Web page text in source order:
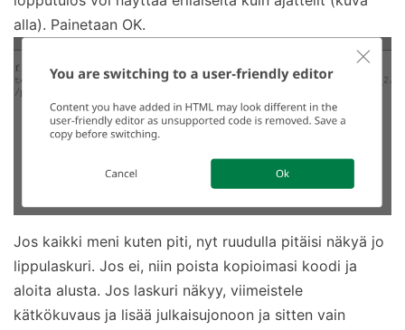
alla). Painetaan OK.
Jos kaikki meni kuten piti, nyt ruudulla pitäisi näkyä jo
lippulaskuri. Jos ei, niin poista kopioimasi koodi ja
aloita alusta. Jos laskuri näkyy, viimeistele
kätkökuvaus ja lisää julkaisujonoon ja sitten vain